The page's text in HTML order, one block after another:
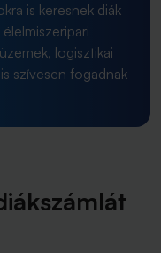
is keresnek diák
logisztikai
szívesen fogadnak